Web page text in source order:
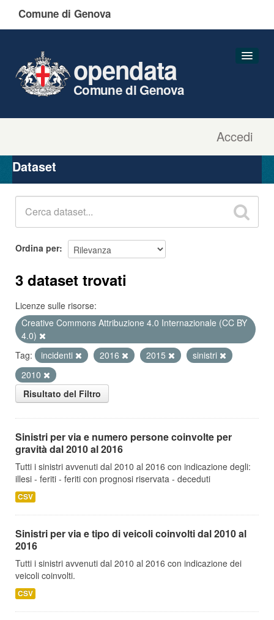
Comune di Genova
Accedi
opendata
Comune di Genova
Organizzazioni
Gruppi
Dataset
Ordina per
3 dataset trovati
Licenze sulle risorse:
Creative Commons Attribuzione 4.0 Internazionale (CC BY
4.0)
Tag:
incidenti 2016 2015
sinistri
2010
Risultato del Filtro
Sinistri per via e numero persone coinvolte per
gravità dal 2010 al 2016
Tutti i sinistri avvenuti dal 2010 al 2016 con indicazione degli:
illesi - feriti - feriti con prognosi riservata - deceduti
CSV
Sinistri per via e tipo di veicoli coinvolti dal 2010 al
2016
Tutti i sinistri avvenuti dal 2010 al 2016 con indicazione dei
veicoli coinvolti.
CSV